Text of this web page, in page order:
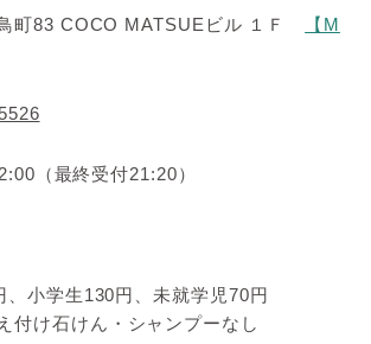
町83 COCO MATSUEビル １Ｆ
【M
（最終受付21:20）
、小学生130円、未就学児70円
付け石けん・シャンプーなし